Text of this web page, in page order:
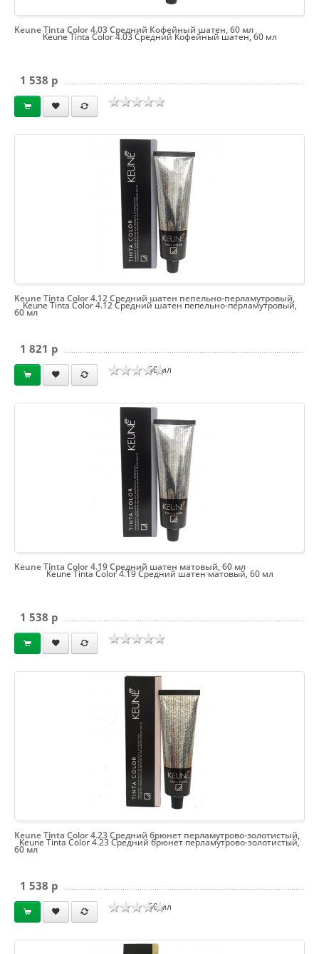
Keune Tinta Color 4.03 Средний Кофейный шатен, 60 мл
Keune Tinta Color 4.03 Средний Кофейный шатен, 60 мл
1 538 p
Keune Tinta Color 4.12 Средний шатен пепельно-перламутровый,
60 мл
Keune Tinta Color 4.12 Средний шатен пепельно-перламутровый,
60 мл
1 821 p
Keune Tinta Color 4.19 Средний шатен матовый, 60 мл
Keune Tinta Color 4.19 Средний шатен матовый, 60 мл
1 538 p
Keune Tinta Color 4.23 Средний брюнет перламутрово-золотистый,
60 мл
Keune Tinta Color 4.23 Средний брюнет перламутрово-золотистый,
60 мл
1 538 p